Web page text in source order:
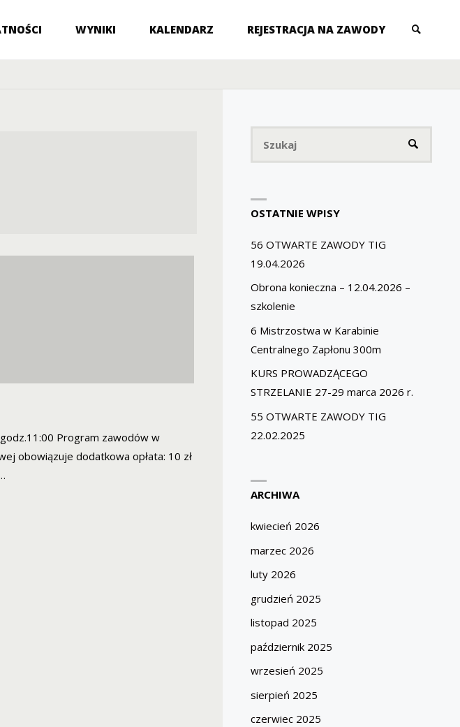
WYNIKI KALENDARZ REJESTRACJA NA ZAWODY
SZUKAJ
Program zawodów w
obowiązuje dodatkowa opłata: 10 zł
SZUKAJ
OSTATNIE WPISY
56 OTWARTE ZAWODY TIG
19.04.2026
Obrona konieczna – 12.04.2026 –
szkolenie
6 Mistrzostwa w Karabinie
Centralnego Zapłonu 300m
KURS PROWADZĄCEGO
STRZELANIE 27-29 marca 2026 r.
55 OTWARTE ZAWODY TIG
22.02.2025
ARCHIWA
kwiecień 2026
marzec 2026
luty 2026
grudzień 2025
listopad 2025
październik 2025
wrzesień 2025
sierpień 2025
czerwiec 2025